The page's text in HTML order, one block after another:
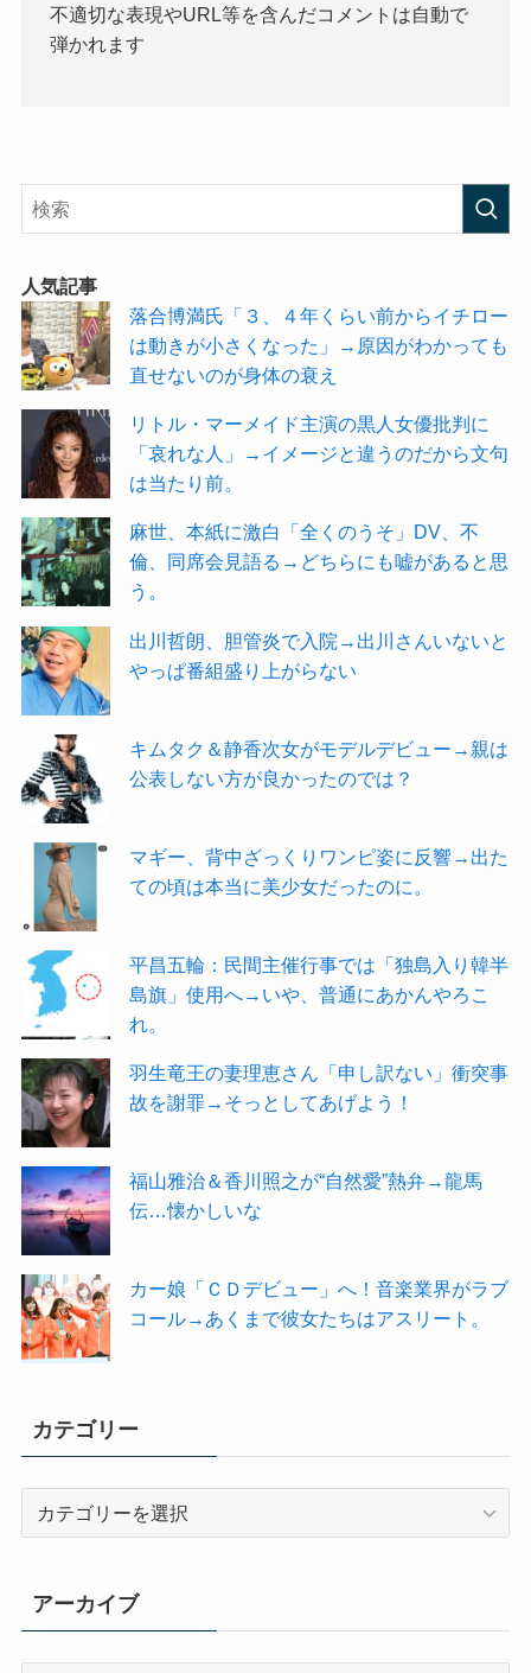
不適切な表現やURL等を含んだコメントは自動で
弾かれます
人気記事
落合博満氏「３、４年くらい前からイチロー
は動きが小さくなった」→原因がわかっても
直せないのが身体の衰え
リトル・マーメイド主演の黒人女優批判に
「哀れな人」→イメージと違うのだから文句
は当たり前。
麻世、本紙に激白「全くのうそ」DV、不
倫、同席会見語る→どちらにも嘘があると思
う。
出川哲朗、胆管炎で入院→出川さんいないと
やっぱ番組盛り上がらない
キムタク＆静香次女がモデルデビュー→親は
公表しない方が良かったのでは？
マギー、背中ざっくりワンピ姿に反響→出た
ての頃は本当に美少女だったのに。
平昌五輪：民間主催行事では「独島入り韓半
島旗」使用へ→いや、普通にあかんやろこ
れ。
羽生竜王の妻理恵さん「申し訳ない」衝突事
故を謝罪→そっとしてあげよう！
福山雅治＆香川照之が“自然愛”熱弁→龍馬
伝…懐かしいな
カー娘「ＣＤデビュー」へ！音楽業界がラブ
コール→あくまで彼女たちはアスリート。
カテゴリー
ー
アーカイブ